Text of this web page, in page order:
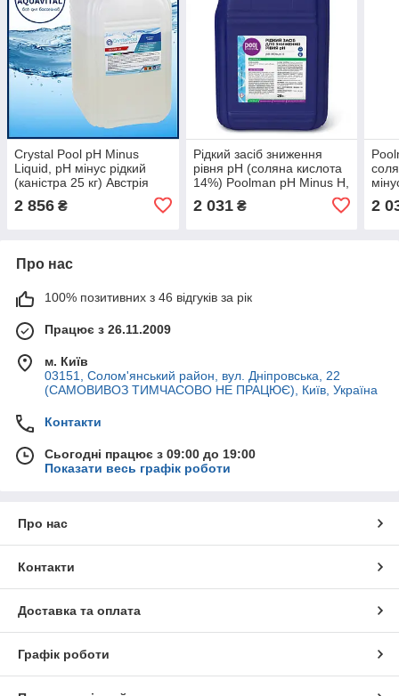
Crystal Pool pH Minus
Liquid, рН мінус рідкий
(каністра 25 кг) Австрія
2 856 ₴
Рідкий засіб зниження
рівня pH (соляна кислота
14%) Poolman pH Minus H,
2 031₴ 2
Про нас
100% позитивних з 46 відгуків за рік
Працює з 26.11.2009
м. Київ
03151, Солом'янський район, вул. Дніпровська, 22
(САМОВИВОЗ ТИМЧАСОВО НЕ ПРАЦЮЄ), Київ, Україна
Контакти
Сьогодні працює з 09:00 до 19:00
Показати весь графік роботи
Про нас
Контакти
Доставка та оплата
Графік роботи